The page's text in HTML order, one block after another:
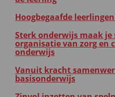
Hoogbegaafde
Sterk onderwijs maak je
organisatie van zorg en
onderwijs
Vanuit kracht
basisonderwijs